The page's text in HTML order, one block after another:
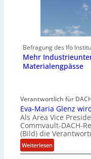
Befragung des Ifo
Mehr
Materialengpässe
Verantwortlich für
Eva-Maria Glenz
Als Area Vice
Commvault-DACH-
(Bild) die
Weiterlesen:
E